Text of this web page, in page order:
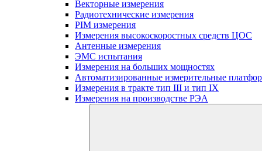
Векторные измерения
Радиотехнические измерения
PIM измерения
Измерения высокоскоростных средств ЦОС
Антенные измерения
ЭМС испытания
Измерения на больших мощностях
Автоматизированные измерительные
Измерения в тракте тип III и тип IX
Измерения на производстве РЭА